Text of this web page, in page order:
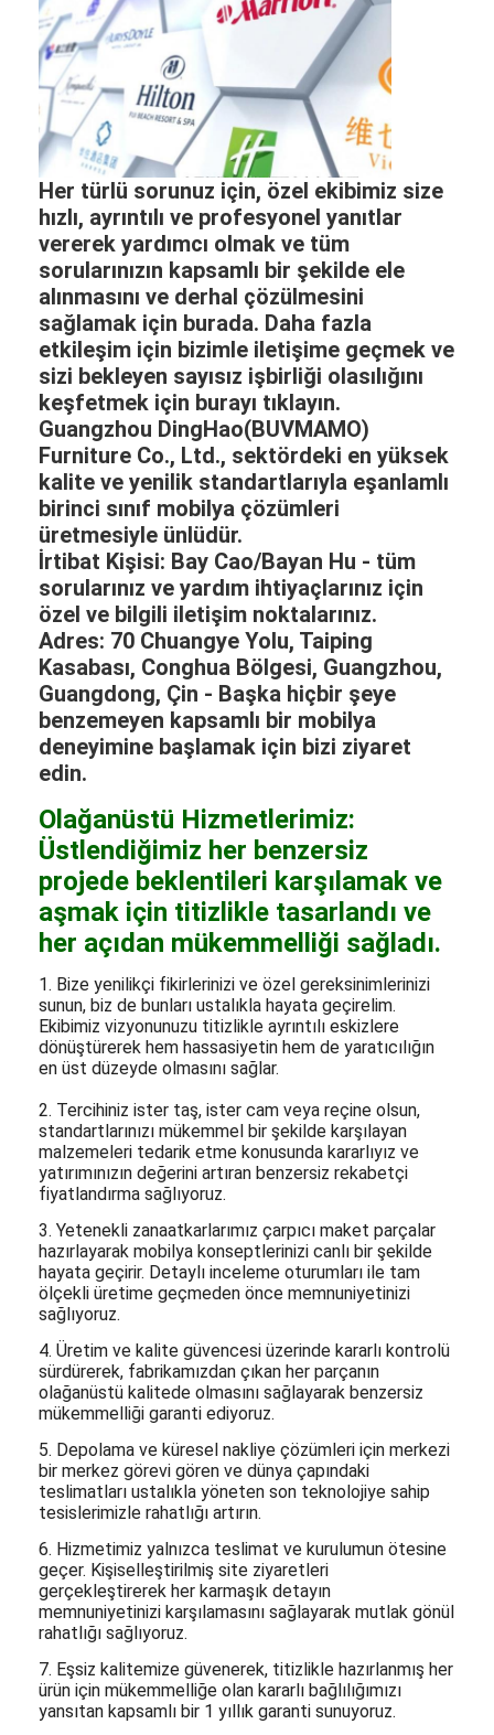
Her türlü sorunuz için, özel ekibimiz size
hızlı, ayrıntılı ve profesyonel yanıtlar
vererek yardımcı olmak ve tüm
sorularınızın kapsamlı bir şekilde ele
alınmasını ve derhal çözülmesini
sağlamak için burada. Daha fazla
etkileşim için bizimle iletişime geçmek ve
sizi bekleyen sayısız işbirliği olasılığını
keşfetmek için burayı tıklayın.
Guangzhou DingHao(BUVMAMO)
Furniture Co., Ltd., sektördeki en yüksek
kalite ve yenilik standartlarıyla eşanlamlı
birinci sınıf mobilya çözümleri
üretmesiyle ünlüdür.
İrtibat Kişisi: Bay Cao/Bayan Hu - tüm
sorularınız ve yardım ihtiyaçlarınız için
özel ve bilgili iletişim noktalarınız.
Adres: 70 Chuangye Yolu, Taiping
Kasabası, Conghua Bölgesi, Guangzhou,
Guangdong, Çin - Başka hiçbir şeye
benzemeyen kapsamlı bir mobilya
deneyimine başlamak için bizi ziyaret
edin.
Olağanüstü Hizmetlerimiz:
Üstlendiğimiz her benzersiz
projede beklentileri karşılamak ve
aşmak için titizlikle tasarlandı ve
her açıdan mükemmelliği sağladı.
1. Bize yenilikçi fikirlerinizi ve özel gereksinimlerinizi
sunun, biz de bunları ustalıkla hayata geçirelim.
Ekibimiz vizyonunuzu titizlikle ayrıntılı eskizlere
dönüştürerek hem hassasiyetin hem de yaratıcılığın
en üst düzeyde olmasını sağlar.
2. Tercihiniz ister taş, ister cam veya reçine olsun,
standartlarınızı mükemmel bir şekilde karşılayan
malzemeleri tedarik etme konusunda kararlıyız ve
yatırımınızın değerini artıran benzersiz rekabetçi
fiyatlandırma sağlıyoruz.
3. Yetenekli zanaatkarlarımız çarpıcı maket parçalar
hazırlayarak mobilya konseptlerinizi canlı bir şekilde
hayata geçirir. Detaylı inceleme oturumları ile tam
ölçekli üretime geçmeden önce memnuniyetinizi
sağlıyoruz.
4. Üretim ve kalite güvencesi üzerinde kararlı kontrolü
sürdürerek, fabrikamızdan çıkan her parçanın
olağanüstü kalitede olmasını sağlayarak benzersiz
mükemmelliği garanti ediyoruz.
5. Depolama ve küresel nakliye çözümleri için merkezi
bir merkez görevi gören ve dünya çapındaki
teslimatları ustalıkla yöneten son teknolojiye sahip
tesislerimizle rahatlığı artırın.
6. Hizmetimiz yalnızca teslimat ve kurulumun ötesine
geçer. Kişiselleştirilmiş site ziyaretleri
gerçekleştirerek her karmaşık detayın
memnuniyetinizi karşılamasını sağlayarak mutlak gönül
rahatlığı sağlıyoruz.
7. Eşsiz kalitemize güvenerek, titizlikle hazırlanmış her
ürün için mükemmelliğe olan kararlı bağlılığımızı
yansıtan kapsamlı bir 1 yıllık garanti sunuyoruz.